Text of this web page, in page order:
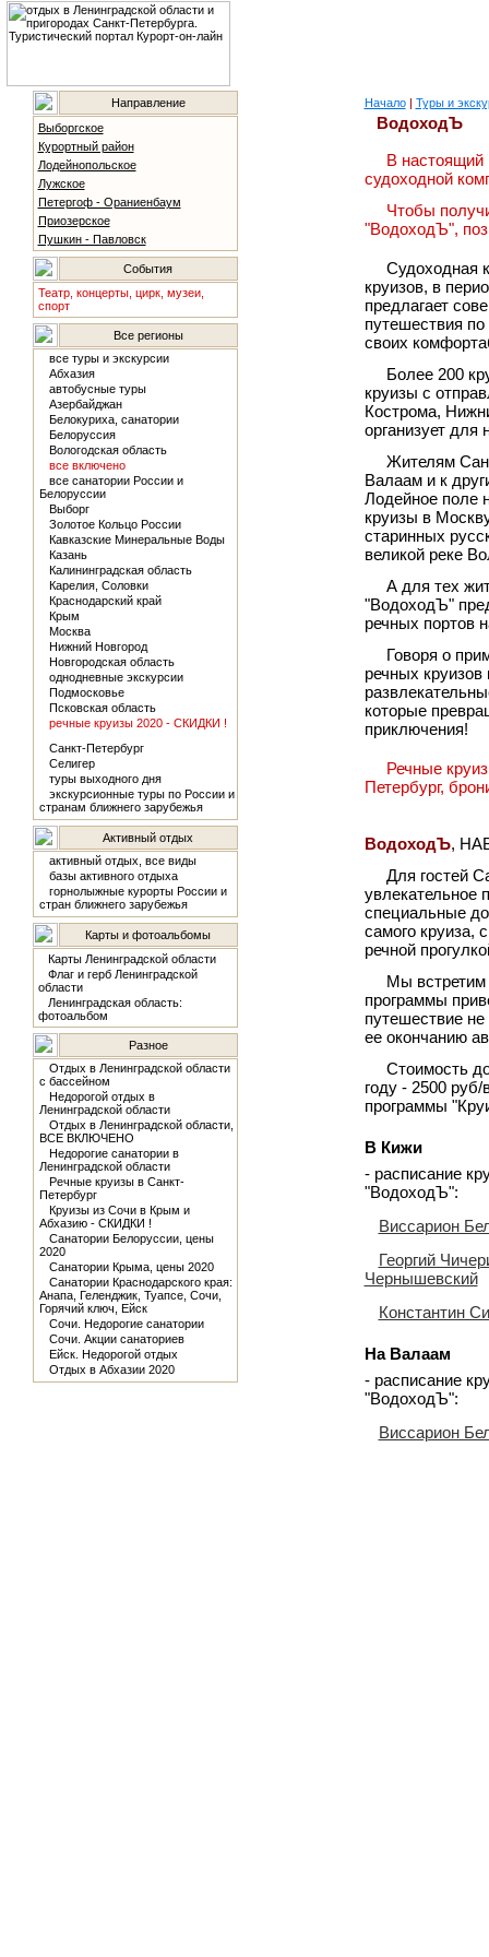
Направление
Выборгское
Курортный район
Лодейнопольское
Лужское
Петергоф - Ораниенбаум
Приозерское
Пушкин - Павловск
События
Театр, концерты, цирк, музеи,
спорт
Все регионы
все туры и экскурсии
Абхазия
автобусные туры
Азербайджан
Белокуриха, санатории
Белоруссия
Вологодская область
все включено
все санатории России и
Белоруссии
Выборг
Золотое Кольцо России
Кавказские Минеральные Воды
Казань
Калининградская область
Карелия, Соловки
Краснодарский край
Крым
Москва
Нижний Новгород
Новгородская область
однодневные экскурсии
Подмосковье
Псковская область
речные круизы 2020 - СКИДКИ !
Санкт-Петербург
Селигер
туры выходного дня
экскурсионные туры по России и
странам ближнего зарубежья
Активный отдых
активный отдых, все виды
базы активного отдыха
горнолыжные курорты России и
стран ближнего зарубежья
Карты и фотоальбомы
Карты Ленинградской области
Флаг и герб Ленинградской
области
Ленинградская область:
фотоальбом
Разное
Отдых в Ленинградской области
с бассейном
Недорогой отдых в
Ленинградской области
Отдых в Ленинградской области,
ВСЕ ВКЛЮЧЕНО
Недорогие санатории в
Ленинградской области
Речные круизы в Санкт-
Петербург
Круизы из Сочи в Крым и
Абхазию - СКИДКИ !
Санатории Белоруссии, цены
2020
Санатории Крыма, цены 2020
Санатории Краснодарского края:
Анапа, Геленджик, Туапсе, Сочи,
Горячий ключ, Ейск
Сочи. Недорогие санатории
Сочи. Акции санаториев
Ейск. Недорогой отдых
Отдых в Абхазии 2020
Начало| Туры и
ВодоходЪ
В настоящий
судоходной
Чтобы
"ВодоходЪ",
Судоходная
круизов, в
предлагает
путешествия
своих
Более 200
круизы с
Кострома,
организует
Жителям
Валаам и к
Лодейное поле
круизы в
старинных
великой реке
А для тех
"ВодоходЪ"
речных портов
Говоря о
речных
которые
приключения!
Речные
Петербург,
ВодоходЪ,
Для гостей
увлекательное
специальные
самого круиза,
речной
Мы встретим
программы
путешествие не
ее окончанию
Стоимость
году - 2500
программы
В Кижи
- расписание
"ВодоходЪ":
Виссарион
Георгий
Чернышевский
Константин
На Валаам
- расписание
"ВодоходЪ":
Виссарион